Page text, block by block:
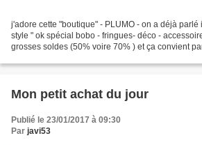
j'adore cette "boutique" - PLUMO - on a déjà parlé
style " ok spécial bobo - fringues- déco -
grosses soldes (50% voire 70% ) et ça convient
Mon petit achat du jour
Publié le 23/01/2017 à 09:30
Par javi53